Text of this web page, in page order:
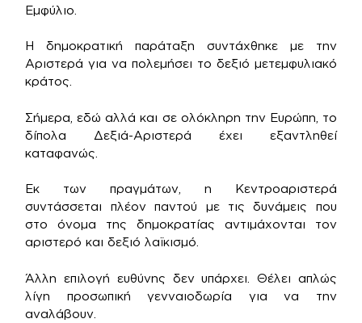
Εμφύλιο.
Η δημοκρατική παράταξη συντάχθηκε με την
Αριστερά για να πολεμήσει το δεξιό μετεμφυλιακό
κράτος.
Σήμερα, εδώ αλλά και σε ολόκληρη την Ευρώπη, το
δίπολα Δεξιά-Αριστερά έχει εξαντληθεί
καταφανώς.
Εκ των πραγμάτων, η Κεντροαριστερά
συντάσσεται πλέον παντού με τις δυνάμεις που
στο όνομα της δημοκρατίας αντιμάχονται τον
αριστερό και δεξιό λαϊκισμό.
Άλλη επιλογή ευθύνης δεν υπάρχει. Θέλει απλώς
λίγη προσωπική γενναιοδωρία για να την
αναλάβουν.